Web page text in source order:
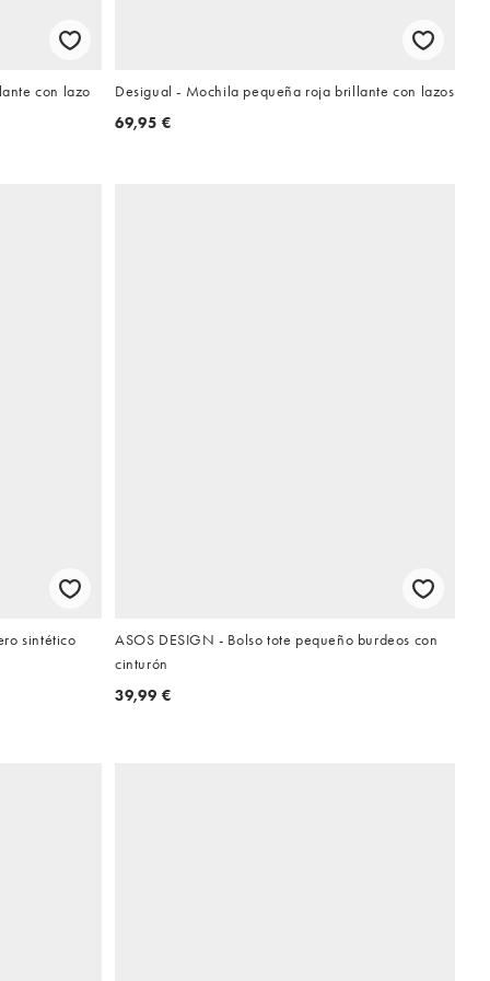
con lazo
Desigual - Mochila pequeña roja brillante con lazos
69,95 €
sintético
ASOS DESIGN - Bolso tote pequeño burdeos con
cinturón
39,99 €